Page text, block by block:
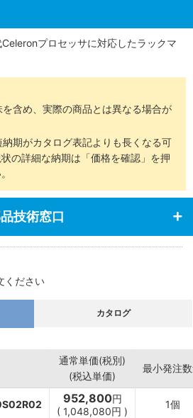
プロセッサに対応したラックマ
含め、実際の商品とは異なる場合が
期がカタログ表記よりも長くなる可
の詳細な納期は「価格を確認」を押
技術窓口
ください
カタログ
通常単価(税別)
(税込単価)
最小発注
952,800円
( 1,048,080円 )
1個